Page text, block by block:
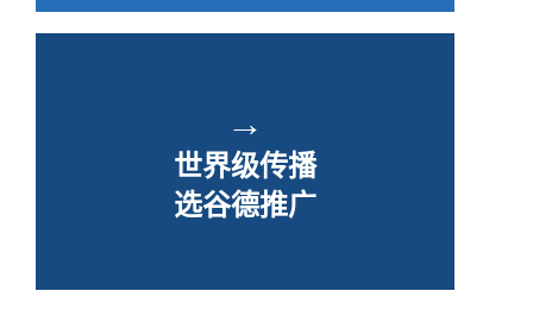
→
世界级传播
选谷德推广